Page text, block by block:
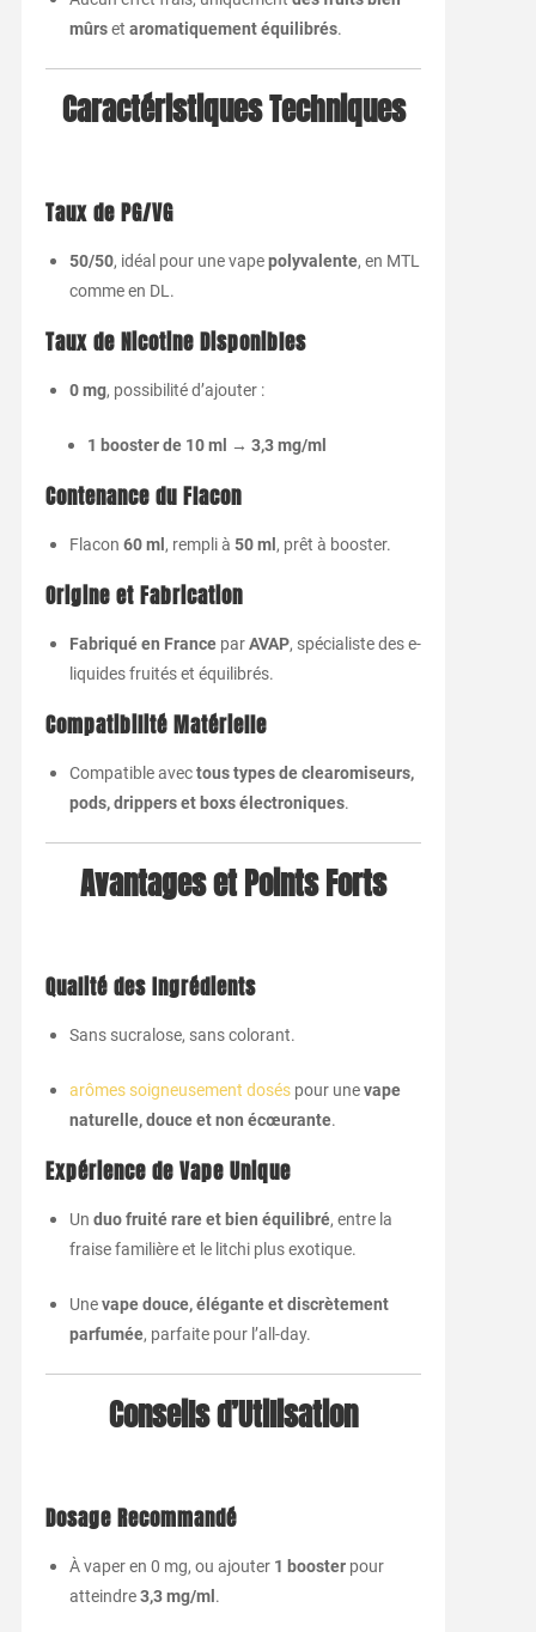
mûrset aromatiquement équilibrés.
Caractéristiques Techniques
Taux de PG/VG
50/50, idéal pour une vapepolyvalente, en MTL
comme en DL.
Taux de Nicotine Disponibles
0 mg, possibilité d’ajouter :
1 booster de 10 ml → 3,3 mg/ml
Contenance du Flacon
Flacon 60 ml , rempli à 50 ml , prêt à booster.
Origine et Fabrication
Fabriqué en FranceparAVAP, spécialiste des e-
liquides fruités et équilibrés.
Compatibilité Matérielle
Compatible avectous types de clearomiseurs,
pods, drippers et boxs électroniques.
Avantages et Points Forts
Qualité des Ingrédients
Sans sucralose, sans colorant.
arômes soigneusement doséspour unevape
naturelle, douce et non écœurante.
Expérience de Vape Unique
Un duo fruité rare et bien équilibré, entre la
fraise familière et le litchi plus exotique.
Unevape douce, élégante et discrètement
parfumée, parfaite pour l’all-day.
Conseils d’Utilisation
Dosage Recommandé
À vaper en 0 mg, ou ajouter 1 boosterpour
atteindre3,3 mg/ml .